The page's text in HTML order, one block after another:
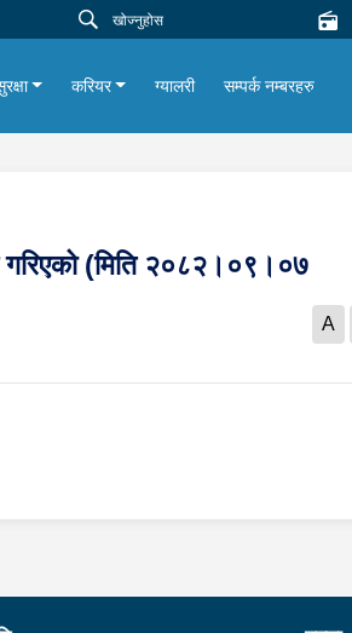
करियर ग्यालरी सम्पर्क नम्बरहरु
गरिएको (मिति २०८२।०९।०७
A